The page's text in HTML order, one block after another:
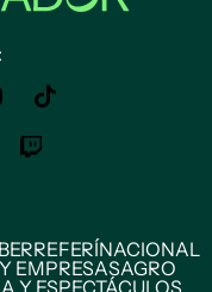
REFERÍNACIONAL
EMPRESASAGRO
Y ESPECTÁCULOS